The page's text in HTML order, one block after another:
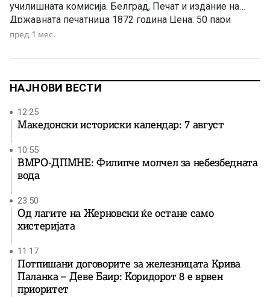
училишната комисија. Белград, Печат и издание на
Државната печатница 1872 година Цена: 50 пари
чаршиски. Море, од југ Мраморното Море и Нешто
го заземаат Македонците, кои се потомци на
пред 1 мес.
НАЈНОВИ ВЕСТИ
12:25
Македонски историски календар: 7 август
10:55
ВМРО-ДПМНЕ: Филипче молчел за небезбедната
вода
23:50
Од лагите на Жерновски ќе остане само
хистеријата
11:17
Потпишани договорите за железницата Крива
Паланка – Деве Баир: Коридорот 8 е врвен
приоритет